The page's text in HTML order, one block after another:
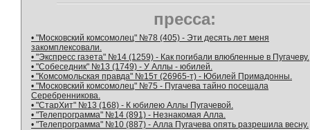
пресса:
• "Московский комсомолец" №78 (405) - Эти десять лет меня
закомплексовали.
• "Экспресс газета" №14 (1259) - Как погибали влюбленные в Пугачеву.
• "Собеседник" №13 (1749) - У Аллы - юбилей.
• "Комсомольская правда" №15т (26965-т) - Юбилей Примадонны.
• "Московский комсомолец" №75 - Пугачева тайно посещала
Серебренникова.
• "СтарХит" №13 (168) - К юбилею Аллы Пугачевой.
• "Телепрограмма" №14 (891) - Незнакомая Алла.
• "Телепрограмма" №10 (887) - Алла Пугачева опять разрешила весну.